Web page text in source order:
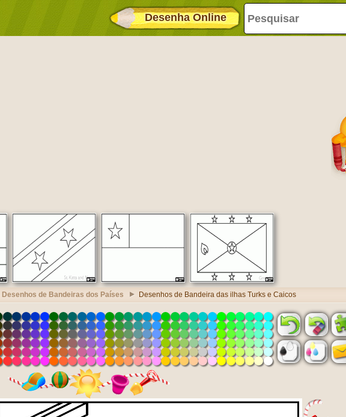
Desenha Online
Desenhos de Bandeiras dos Países Desenhos de Bandeira das ilhas Turks e Caicos